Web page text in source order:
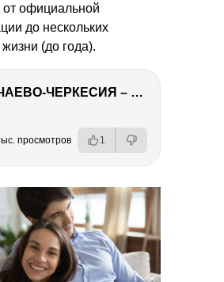
официальной
до нескольких
(до года).
КАРАЧАЕВО-ЧЕРКЕСИЯ – ПУТЕШЕСТВИЕ НА КАВКАЗ часть 2
просмотров 1